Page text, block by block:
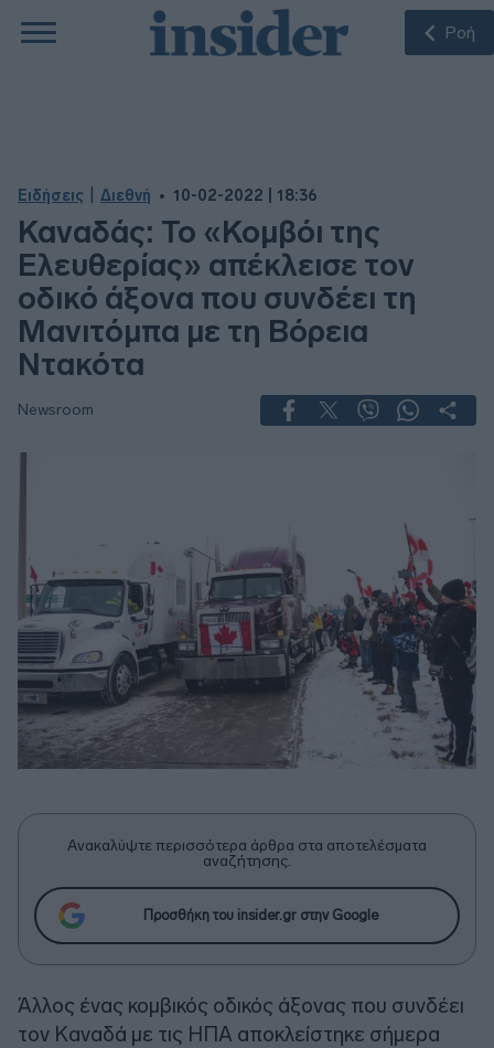
Ροή
Ειδήσεις Διεθνή 10-02-2022 | 18:36
Καναδάς: Το «Κομβόι της
Ελευθερίας» απέκλεισε τον
οδικό άξονα που συνδέει τη
Μανιτόμπα με τη Βόρεια
Ντακότα
Newsroom
Ανακαλύψτε περισσότερα άρθρα στα αποτελέσματα
αναζήτησης.
Προσθήκη του insider.gr στην Google
Άλλος ένας κομβικός οδικός άξονας που συνδέει
τον Καναδά με τις ΗΠΑ αποκλείστηκε σήμερα